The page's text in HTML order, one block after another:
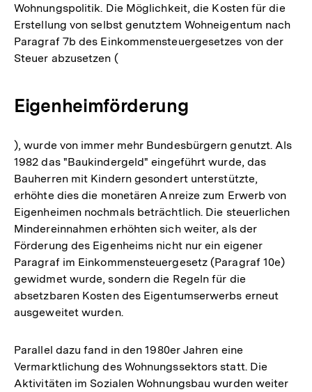
Wohnungspolitik. Die Möglichkeit, die Kosten für die
Erstellung von selbst genutztem Wohneigentum nach
Paragraf 7b des Einkommensteuergesetzes von der
Steuer abzusetzen (
Eigenheimförderung
), wurde von immer mehr Bundesbürgern genutzt. Als
1982 das "Baukindergeld" eingeführt wurde, das
Bauherren mit Kindern gesondert unterstützte,
erhöhte dies die monetären Anreize zum Erwerb von
Eigenheimen nochmals beträchtlich. Die steuerlichen
Mindereinnahmen erhöhten sich weiter, als der
Förderung des Eigenheims nicht nur ein eigener
Paragraf im Einkommensteuergesetz (Paragraf 10e)
gewidmet wurde, sondern die Regeln für die
absetzbaren Kosten des Eigentumserwerbs erneut
ausgeweitet wurden.
Parallel dazu fand in den 1980er Jahren eine
Vermarktlichung des Wohnungssektors statt. Die
Aktivitäten im Sozialen Wohnungsbau wurden weiter